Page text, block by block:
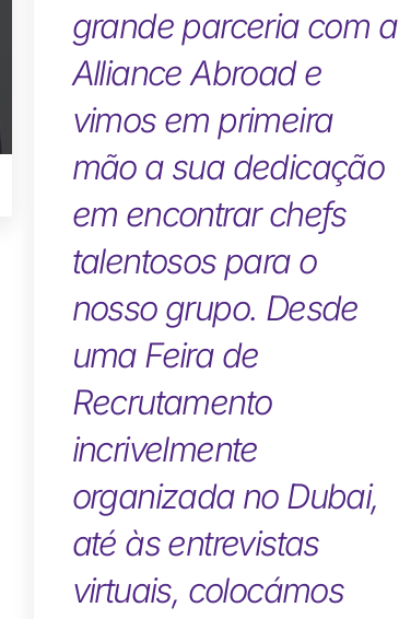
grande parceria com a
Alliance Abroad e
vimos em primeira
mão a sua dedicação
em encontrar chefs
talentosos para o
nosso grupo. Desde
uma Feira de
Recrutamento
incrivelmente
organizada no Dubai,
até às entrevistas
virtuais, colocámos